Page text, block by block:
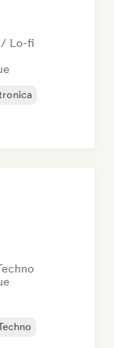
/ Lo-fi